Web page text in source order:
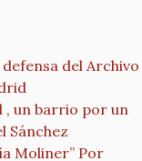
del Archivo
, un barrio por un
Sánchez
Moliner” Por